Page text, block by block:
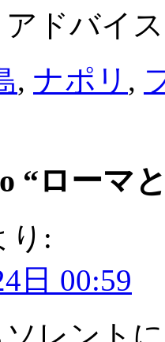
ドバイ
, ナポリ ,
“ローマ
り:
日 00:59